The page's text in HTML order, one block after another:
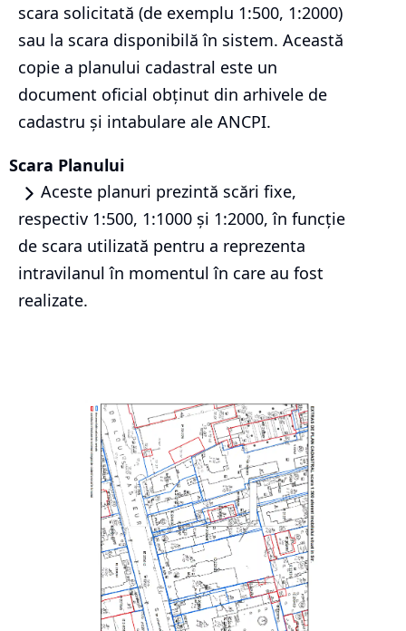
scara solicitată (de exemplu 1:500, 1:2000)
sau la scara disponibilă în sistem. Această
copie a planului cadastral este un
document oficial obținut din arhivele de
cadastru și intabulare ale ANCPI.
Scara Planului
Aceste planuri prezintă scări fixe,
respectiv 1:500, 1:1000 și 1:2000, în funcție
de scara utilizată pentru a reprezenta
intravilanul în momentul în care au fost
realizate.